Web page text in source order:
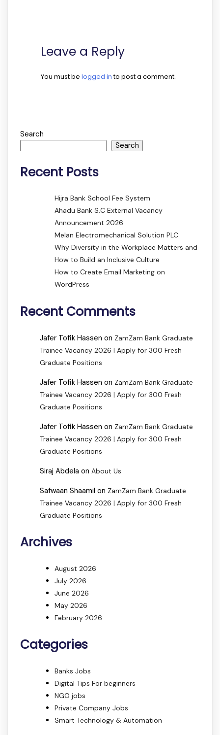
Leave a Reply
You must be logged into post a comment.
Search
Search
Recent Posts
Hijra Bank School Fee System
Ahadu Bank S.C External Vacancy
Announcement 2026
Melan Electromechanical Solution PLC
Why Diversity in the Workplace Matters and
How to Build an Inclusive Culture
How to Create Email Marketing on
WordPress
Recent Comments
Jafer Tofik Hassen on ZamZam Bank Graduate
Trainee Vacancy 2026 | Apply for 300 Fresh
Graduate Positions
Jafer Tofik Hassen on ZamZam Bank Graduate
Trainee Vacancy 2026 | Apply for 300 Fresh
Graduate Positions
Jafer Tofik Hassen on ZamZam Bank Graduate
Trainee Vacancy 2026 | Apply for 300 Fresh
Graduate Positions
Siraj Abdela on About Us
Safwaan Shaamil on ZamZam Bank Graduate
Trainee Vacancy 2026 | Apply for 300 Fresh
Graduate Positions
Archives
August 2026
July 2026
June 2026
May 2026
February 2026
Categories
Banks Jobs
Digital Tips For beginners
NGO jobs
Private Company Jobs
Smart Technology & Automation